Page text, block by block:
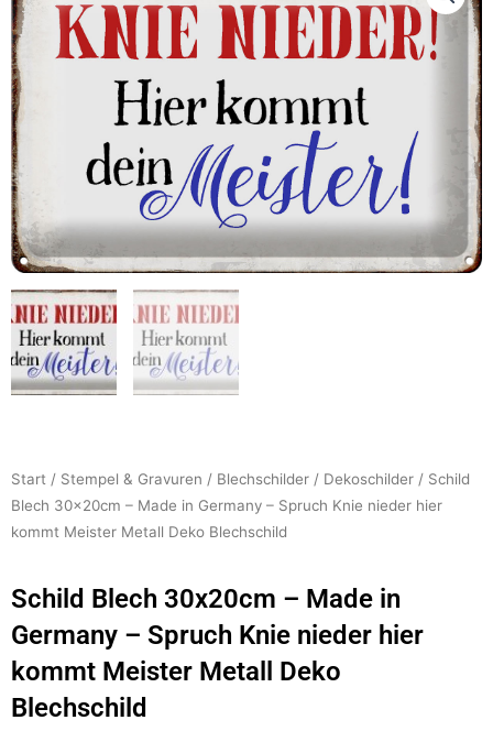
Start / Stempel & Gravuren / Blechschilder / Dekoschilder / Schild
Blech 30x20cm – Made in Germany – Spruch Knie nieder hier
kommt Meister Metall Deko Blechschild
Schild Blech 30x20cm – Made in
Germany – Spruch Knie nieder hier
kommt Meister Metall Deko
Blechschild